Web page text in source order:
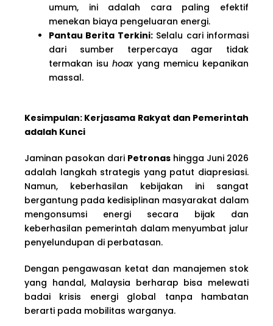
umum, ini adalah cara paling efektif
menekan biaya pengeluaran energi.
Pantau Berita Terkini:Selalu cari informasi
dari sumber terpercaya agar tidak
termakan isuhoaxyang memicu kepanikan
massal.
Kesimpulan: Kerjasama Rakyat dan Pemerintah
adalah Kunci
Jaminan pasokan dari Petronas hingga Juni 2026
adalah langkah strategis yang patut diapresiasi.
Namun, keberhasilan kebijakan ini sangat
bergantung pada kedisiplinan masyarakat dalam
mengonsumsi energi secara bijak dan
keberhasilan pemerintah dalam menyumbat jalur
penyelundupan di perbatasan.
Dengan pengawasan ketat dan manajemen stok
yang handal, Malaysia berharap bisa melewati
badai krisis energi global tanpa hambatan
berarti pada mobilitas warganya.